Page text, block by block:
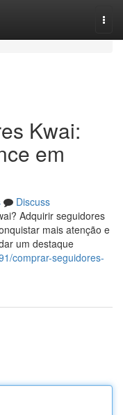
Kwai:
em
Discuss
Adquirir seguidores
mais atenção e
um destaque
comprar-seguidores-